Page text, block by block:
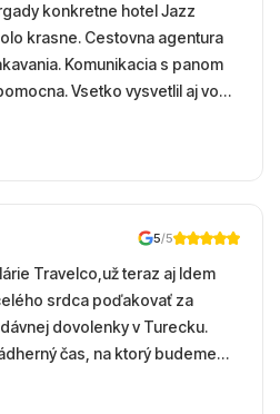
konkretne hotel Jazz
krasne. Cestovna agentura
Komunikacia s panom
Vsetko vysvetlil aj vo
sa ospravedlnujem. Hotel
prostredie, more,
5/5
Travelco,už teraz aj Idem
srdca poďakovať za
dovolenky v Turecku.
čas, na ktorý budeme
​Všetko prebehlo
výberu zájazdu, cez